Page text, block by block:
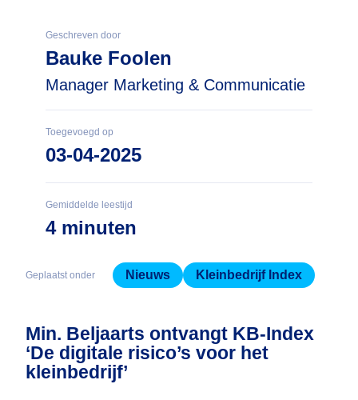
Geschreven door
Bauke Foolen
Manager Marketing & Communicatie
Toegevoegd op
03-04-2025
Gemiddelde leestijd
4 minuten
Geplaatst onder Nieuws Kleinbedrijf Index
Min. Beljaarts ontvangt KB-Index
‘De digitale risico’s voor het
kleinbedrijf’